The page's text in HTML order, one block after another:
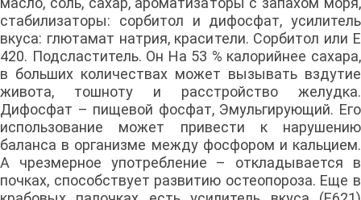
стабилизаторы: сорбитол и дифосфат, усилитель
вкуса: глютамат натрия, красители. Сорбитол или Е
420. Подсластитель. Он На 53 % калорийнее сахара,
в больших количествах может вызывать вздутие
живота, тошноту и расстройство желудка.
Дифосфат – пищевой фосфат, Эмульгирующий. Его
использование может привести к нарушению
баланса в организме между фосфором и кальцием.
А чрезмерное употребление – откладывается в
почках, способствует развитию остеопороза. Еще в